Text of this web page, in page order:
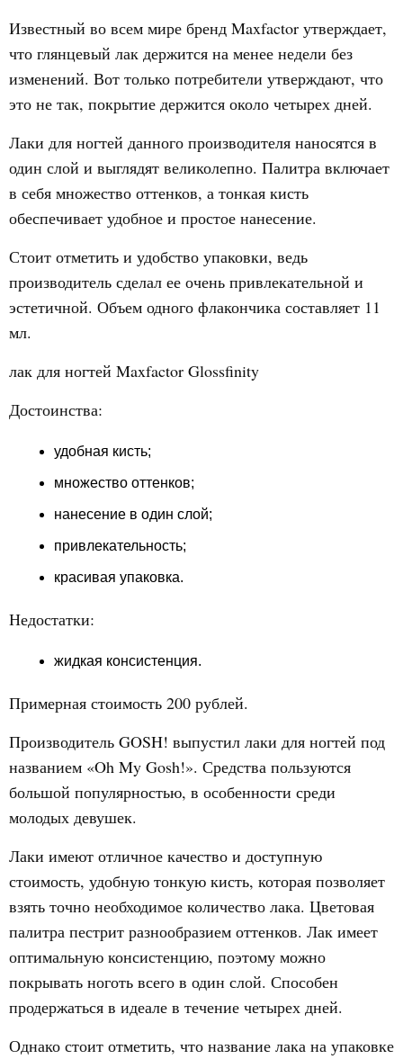
Известный во всем мире бренд Maxfactor утверждает,
что глянцевый лак держится на менее недели без
изменений. Вот только потребители утверждают, что
это не так, покрытие держится около четырех дней.
Лаки для ногтей данного производителя наносятся в
один слой и выглядят великолепно. Палитра включает
в себя множество оттенков, а тонкая кисть
обеспечивает удобное и простое нанесение.
Стоит отметить и удобство упаковки, ведь
производитель сделал ее очень привлекательной и
эстетичной. Объем одного флакончика составляет 11
мл.
лак для ногтей Maxfactor Glossfinity
Достоинства:
удобная кисть;
множество оттенков;
нанесение в один слой;
привлекательность;
красивая упаковка.
Недостатки:
жидкая консистенция.
Примерная стоимость 200 рублей.
Производитель GOSH! выпустил лаки для ногтей под
названием «Oh My Gosh!». Средства пользуются
большой популярностью, в особенности среди
молодых девушек.
Лаки имеют отличное качество и доступную
стоимость, удобную тонкую кисть, которая позволяет
взять точно необходимое количество лака. Цветовая
палитра пестрит разнообразием оттенков. Лак имеет
оптимальную консистенцию, поэтому можно
покрывать ноготь всего в один слой. Способен
продержаться в идеале в течение четырех дней.
Однако стоит отметить, что название лака на упаковке